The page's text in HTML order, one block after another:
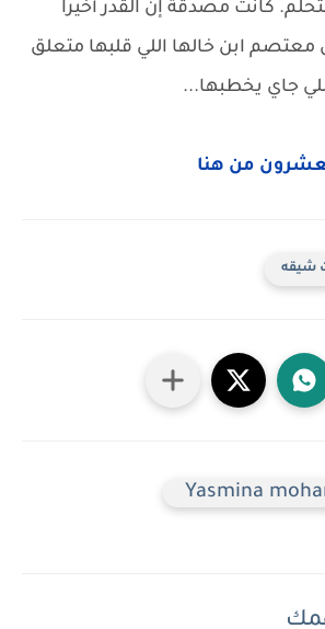
كانت مصدقة إن القدر أخيرًا
معتصم ابن خالها اللي قلبها متعلق
جاي يخطبها...
من هنا
شيقه
Yasmina